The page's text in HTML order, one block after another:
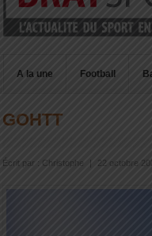
A la une Football
GOHTT
Écrit par : Christophe 22 octobre